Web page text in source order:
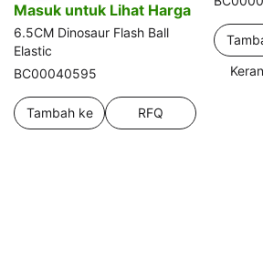
Masuk untuk Lihat Harga
6.5CM Dinosaur Flash Ball
Elastic
BC00040595
Tambah ke
RFQ